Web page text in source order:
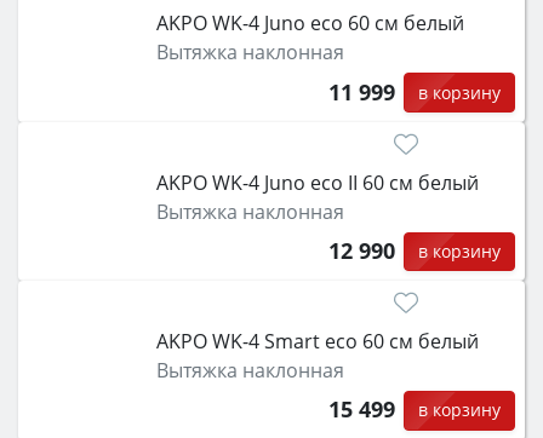
AKPO WK-4 Juno eco 60 см белый
Вытяжка наклонная
11 999 в корзину
AKPO WK-4 Juno eco II 60 см белый
Вытяжка наклонная
12 990 в корзину
AKPO WK-4 Smart eco 60 см белый
Вытяжка наклонная
15 499 в корзину